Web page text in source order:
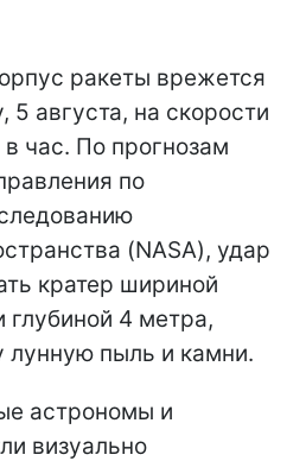
ракеты врежется
5 августа, на скорости
час. По прогнозам
по
(NASA), удар
кратер шириной
глубиной 4 метра,
пыль и камни.
астрономы и
визуально